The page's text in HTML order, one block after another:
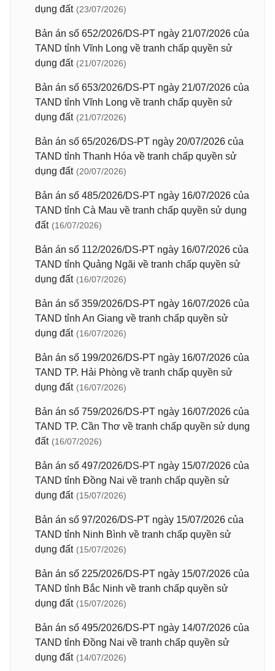
dụng đất (23/07/2026)
Bản án số 652/2026/DS-PT ngày 21/07/2026 của
TAND tỉnh Vĩnh Long về tranh chấp quyền sử
dụng đất (21/07/2026)
Bản án số 653/2026/DS-PT ngày 21/07/2026 của
TAND tỉnh Vĩnh Long về tranh chấp quyền sử
dụng đất (21/07/2026)
Bản án số 65/2026/DS-PT ngày 20/07/2026 của
TAND tỉnh Thanh Hóa về tranh chấp quyền sử
dụng đất (20/07/2026)
Bản án số 485/2026/DS-PT ngày 16/07/2026 của
TAND tỉnh Cà Mau về tranh chấp quyền sử dụng
đất (16/07/2026)
Bản án số 112/2026/DS-PT ngày 16/07/2026 của
TAND tỉnh Quảng Ngãi về tranh chấp quyền sử
dụng đất (16/07/2026)
Bản án số 359/2026/DS-PT ngày 16/07/2026 của
TAND tỉnh An Giang về tranh chấp quyền sử
dụng đất (16/07/2026)
Bản án số 199/2026/DS-PT ngày 16/07/2026 của
TAND TP. Hải Phòng về tranh chấp quyền sử
dụng đất (16/07/2026)
Bản án số 759/2026/DS-PT ngày 16/07/2026 của
TAND TP. Cần Thơ về tranh chấp quyền sử dụng
đất (16/07/2026)
Bản án số 497/2026/DS-PT ngày 15/07/2026 của
TAND tỉnh Đồng Nai về tranh chấp quyền sử
dụng đất (15/07/2026)
Bản án số 97/2026/DS-PT ngày 15/07/2026 của
TAND tỉnh Ninh Bình về tranh chấp quyền sử
dụng đất (15/07/2026)
Bản án số 225/2026/DS-PT ngày 15/07/2026 của
TAND tỉnh Bắc Ninh về tranh chấp quyền sử
dụng đất (15/07/2026)
Bản án số 495/2026/DS-PT ngày 14/07/2026 của
TAND tỉnh Đồng Nai về tranh chấp quyền sử
dụng đất (14/07/2026)